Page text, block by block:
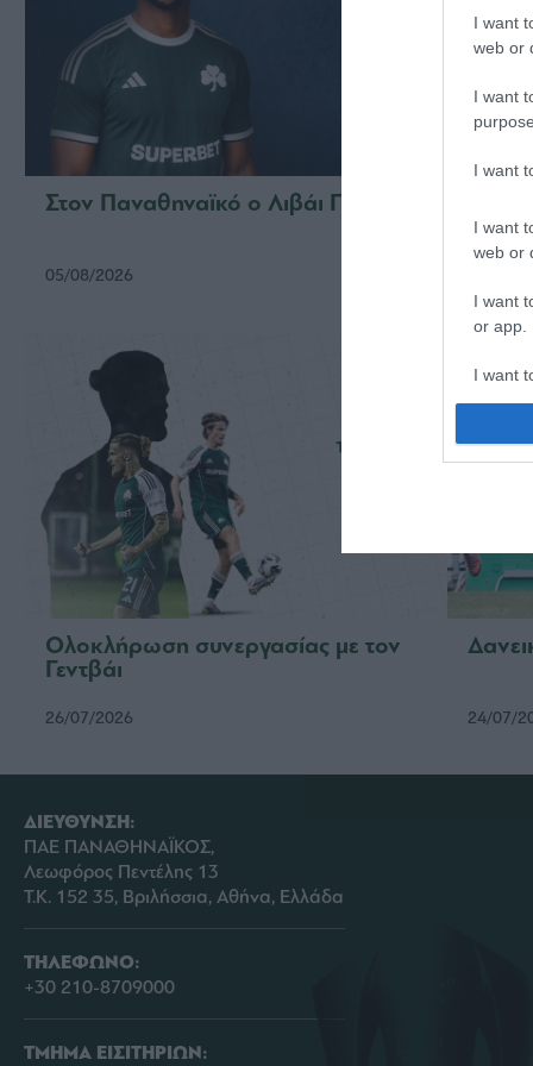
I want
web or
I want
I want
I want
web or
I want
or app.
I want
I want
Στον Παναθηναϊκό ο Λιβάι Γκαρσία
05/08/2026
Ολοκλήρωση συνεργασίας με τον
Γεντβάι
26/07/2026 24/07/
ΔΙΕΥΘΥΝΣΗ:
ΠΑΕ ΠΑΝΑΘΗΝΑΪΚΟΣ,
Λεωφόρος Πεντέλης 13
Τ.Κ. 152 35, Βριλήσσια, Αθήνα, Ελλάδα
ΤΗΛΕΦΩΝΟ:
+30 210-8709000
ΤΜΗΜΑ ΕΙΣΙΤΗΡΙΩΝ: